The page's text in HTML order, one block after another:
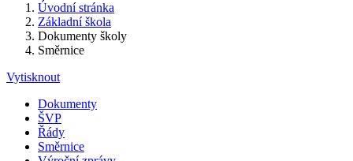
Úvodní stránka
Základní škola
Dokumenty školy
Směrnice
Vytisknout
Dokumenty
ŠVP
Řády
Směrnice